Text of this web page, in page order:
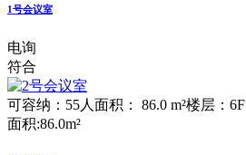
1号会议室
电询
符合
可容纳：55人 面积： 86.0 m²楼层：6F
面积:86.0m²